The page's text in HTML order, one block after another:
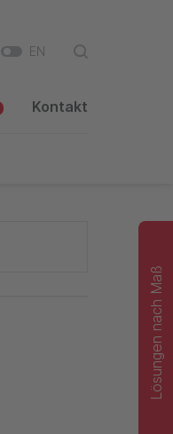
Kontakt
EN
Lösungen nach Maß